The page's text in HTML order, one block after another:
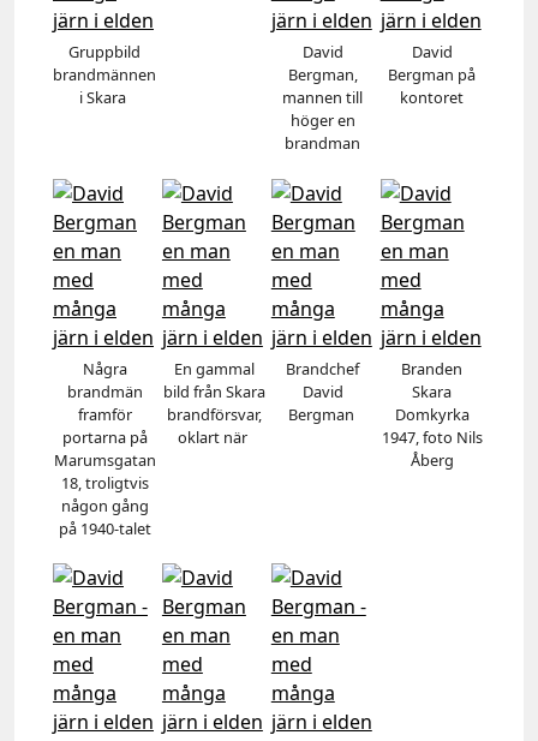
Gruppbild
brandmännen
i Skara
David
Bergman,
mannen till
höger en
brandman
David
Bergman på
kontoret
Några
brandmän
framför
portarna på
Marumsgatan
18, troligtvis
någon gång
på 1940-talet
En gammal
bild från Skara
brandförsvar,
oklart när
Brandchef
David
Bergman
Branden
Skara
Domkyrka
1947, foto Nils
Åberg